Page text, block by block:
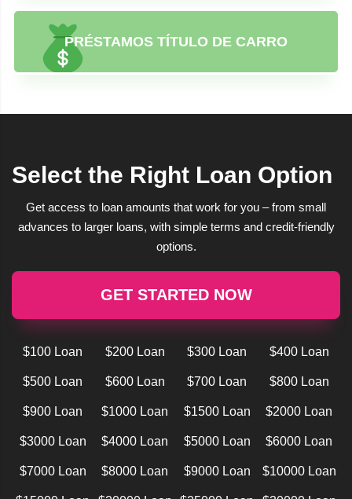
PRÉSTAMOS TÍTULO DE CARRO
Select the Right Loan Option
Get access to loan amounts that work for you – from small
advances to larger loans, with simple terms and credit-friendly
options.
GET STARTED NOW
$100 Loan $200 Loan $300 Loan $400 Loan
$500 Loan $600 Loan $700 Loan $800 Loan
$900 Loan $1000 Loan $1500 Loan $2000 Loan
$3000 Loan $4000 Loan $5000 Loan $6000 Loan
$7000 Loan $8000 Loan $9000 Loan $10000 Loan